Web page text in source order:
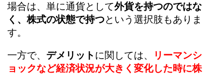
場合は、単に通貨として外貨を持つのではな
く、株式の状態で持つという選択肢もありま
す。
一方で、 デメリット に関しては、
リーマンシ
ョックなど経済状況が大きく変化した時に株